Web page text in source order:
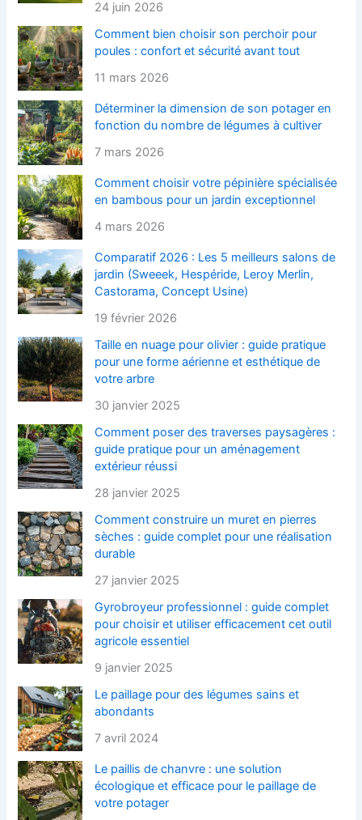
24 juin 2026
Comment bien choisir son perchoir pour
poules : confort et sécurité avant tout
11 mars 2026
Déterminer la dimension de son potager en
fonction du nombre de légumes à cultiver
7 mars 2026
Comment choisir votre pépinière spécialisée
en bambous pour un jardin exceptionnel
4 mars 2026
Comparatif 2026 : Les 5 meilleurs salons de
jardin (Sweeek, Hespéride, Leroy Merlin,
Castorama, Concept Usine)
19 février 2026
Taille en nuage pour olivier : guide pratique
pour une forme aérienne et esthétique de
votre arbre
30 janvier 2025
Comment poser des traverses paysagères :
guide pratique pour un aménagement
extérieur réussi
28 janvier 2025
Comment construire un muret en pierres
sèches : guide complet pour une réalisation
durable
27 janvier 2025
Gyrobroyeur professionnel : guide complet
pour choisir et utiliser efficacement cet outil
agricole essentiel
9 janvier 2025
Le paillage pour des légumes sains et
abondants
7 avril 2024
Le paillis de chanvre : une solution
écologique et efficace pour le paillage de
votre potager